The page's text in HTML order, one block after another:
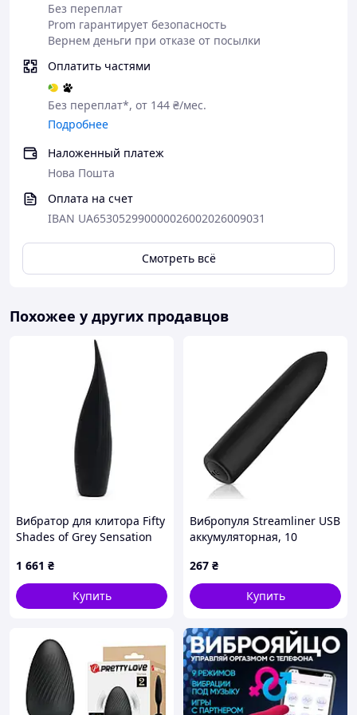
общая длина — 16,6 см
рабочая длина — 13 см
Без переплат
Prom гарантирует безопасность
Вернем деньги при отказе от посылки
Оплатить частями
Без переплат*, от 144 ₴/мес.
Подробнее
Наложенный платеж
Нова Пошта
Оплата на счет
IBAN UA653052990000026002026009031
Смотреть всё
Похожее у других продавцов
Вибратор для клитора Fifty
Shades of Grey Sensation
1 661 ₴
Купить
Вибропуля Streamliner USB
аккумуляторная, 10
силиконовый стимулятор
267 ₴
Купить